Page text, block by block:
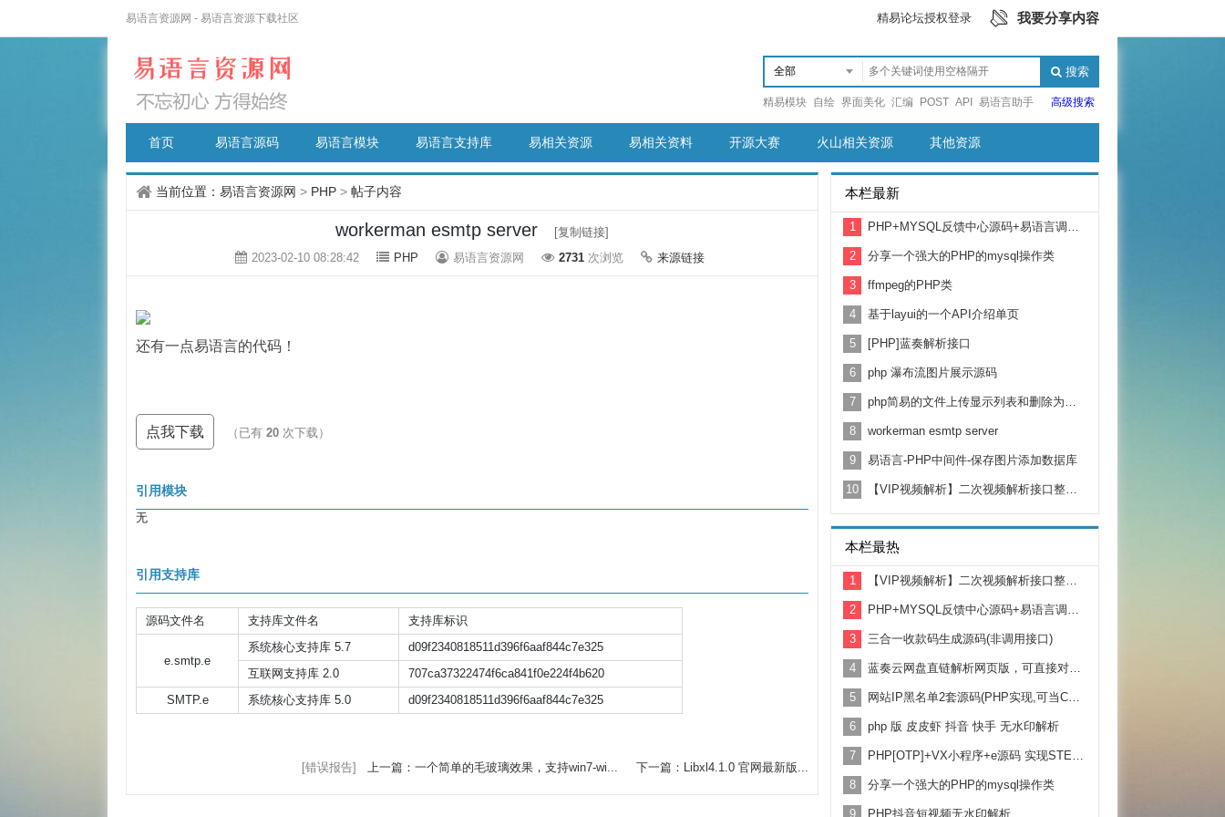
易语言资源网 - 易语言资源下载社区 精易论坛授权登录 我要分享内容
搜索
精易模块 自绘 界面美化 汇编 POST API 易语言助手 高级搜索
首页 易语言源码 易语言模块 易语言支持库 易相关资源 易相关资料 开源大赛 火山相关资源 其他资源
当前位置： 易语言资源网 > PHP > 帖子内容
workerman esmtp server
[复制链接]
2023-02-10 08:28:42
PHP 易语言资源网 2731 次浏览 来源链接
还有一点易语言的代码！
点我下载 （已有 20 次下载）
引用模块
无
引用支持库
源码文件名 支持库文件名 支持库标识
e.smtp.e
系统核心支持库 5.7
d09f2340818511d396f6aaf844c7e325
互联网支持库 2.0
707ca37322474f6ca841f0e224f4b620
SMTP.e
系统核心支持库 5.0 d09f2340818511d396f6aaf844c7e325
[错误报告] 上一篇：一个简单的毛玻璃效果，支持win7-wi... 下一篇：Libxl4.1.0 官网最新版...
本栏最新
1 PHP+MYSQL反馈中心源码+易语言调用例子
2 分享一个强大的PHP的mysql操作类
3 ffmpeg的PHP类
4 基于layui的一个API介绍单页
5 [PHP]蓝奏解析接口
6 php 瀑布流图片展示源码
7 php简易的文件上传显示列表和删除为一体的源码
8 workerman esmtp server
9 易语言-PHP中间件-保存图片添加数据库
10 【VIP视频解析】二次视频解析接口整合+站内视频解析
本栏最热
1 【VIP视频解析】二次视频解析接口整合+站内视频解析
2 PHP+MYSQL反馈中心源码+易语言调用例子
3 三合一收款码生成源码(非调用接口)
4 蓝奏云网盘直链解析网页版，可直接对接博客或者下载站
5 网站IP黑名单2套源码(PHP实现,可当CC防火墙)
6 php 版 皮皮虾 抖音 快手 无水印解析
7 PHP[OTP]+VX小程序+e源码 实现STEAM动态令牌验证码
8 分享一个强大的PHP的mysql操作类
9 PHP抖音短视频无水印解析